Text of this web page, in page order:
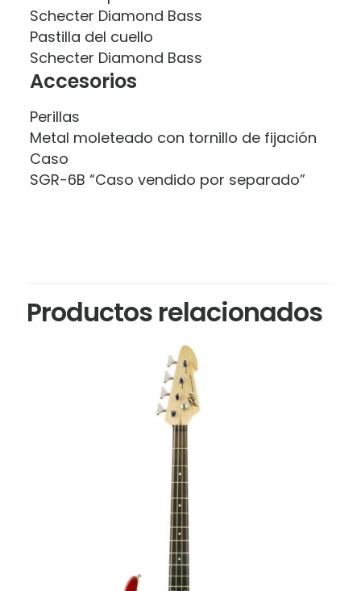
Schecter Diamond Bass
Pastilla del cuello
Schecter Diamond Bass
Accesorios
Perillas
Metal moleteado con tornillo de fijación
Caso
SGR-6B “Caso vendido por separado”
Productos relacionados